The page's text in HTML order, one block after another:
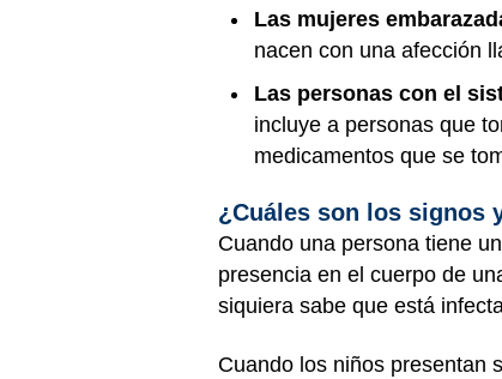
Las mujeres
nacen con una afección
Las personas con el
incluye a personas que
medicamentos que se
¿Cuáles son los signos
Cuando una persona tiene
presencia en el cuerpo de
siquiera sabe que está
Cuando los niños presentan